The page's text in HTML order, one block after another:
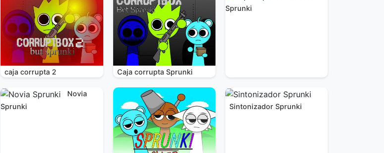
caja corrupta 2 Caja corrupta Sprunki
Sprunki
Novia
Sprunki
Sintonizador Sprunki